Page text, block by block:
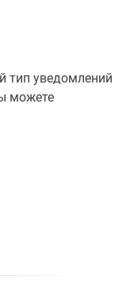
тип уведомлений
можете